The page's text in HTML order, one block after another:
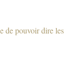
de pouvoir dire les